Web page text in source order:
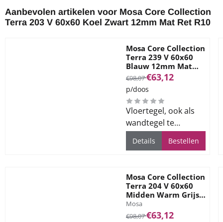
Aanbevolen artikelen voor Mosa Core Collection
Terra 203 V 60x60 Koel Zwart 12mm Mat Ret R10
Mosa Core Collection
Terra 239 V 60x60
Blauw 12mm Mat
Ret R10
Van 98,07 voor 63,12
€98,07€63,12
p/doos
Vloertegel, ook als
wandtegel te
gebruiken, voor alle
ruimtes
Details Bestellen
Mosa Core Collection
Terra 204 V 60x60
Midden Warm Grijs
12mm Mat Ret R10
Merk:
Mosa
Van 98,07 voor 63,12
€98,07€63,12